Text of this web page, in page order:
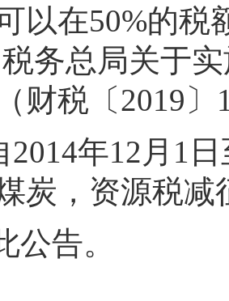
以在50%的税
务总局关于
财税〔2019
2014年12月1
炭，资源税减
公告。